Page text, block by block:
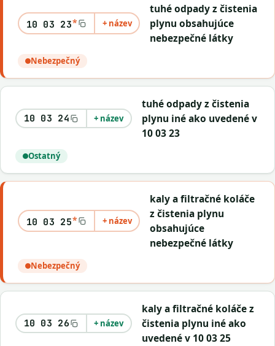
10 03 23* + název
tuhé odpady z čistenia
plynu obsahujúce
nebezpečné látky
Nebezpečný
10 03 24 + název
tuhé odpady z čistenia
plynu iné ako uvedené v
10 03 23
Ostatný
10 03 25* + název
kaly a filtračné koláče
z čistenia plynu
obsahujúce
nebezpečné látky
Nebezpečný
10 03 26 + název
kaly a filtračné koláče z
čistenia plynu iné ako
uvedené v 10 03 25